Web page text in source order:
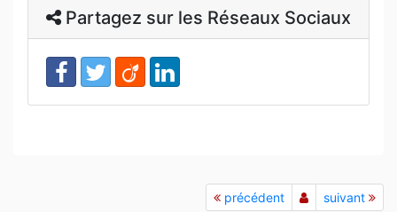
Partagez sur les Réseaux Sociaux
précédent suivant